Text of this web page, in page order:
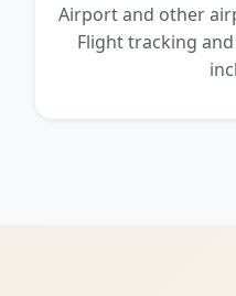
Airport and other
Flight tracking